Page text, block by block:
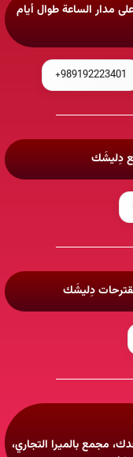
مدار الساعة طوال أيام
989192223401+
دِليشَك
دِليشَك
مجمع بالميرا التجاري،